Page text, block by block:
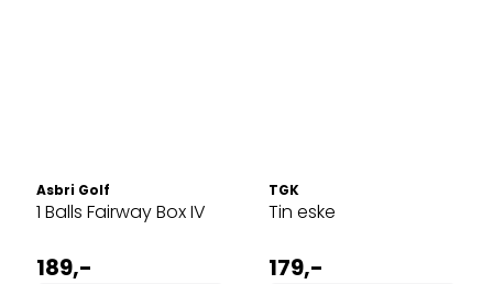
Asbri Golf
1 Balls Fairway Box IV
189,-
TGK
Tin eske
179,-